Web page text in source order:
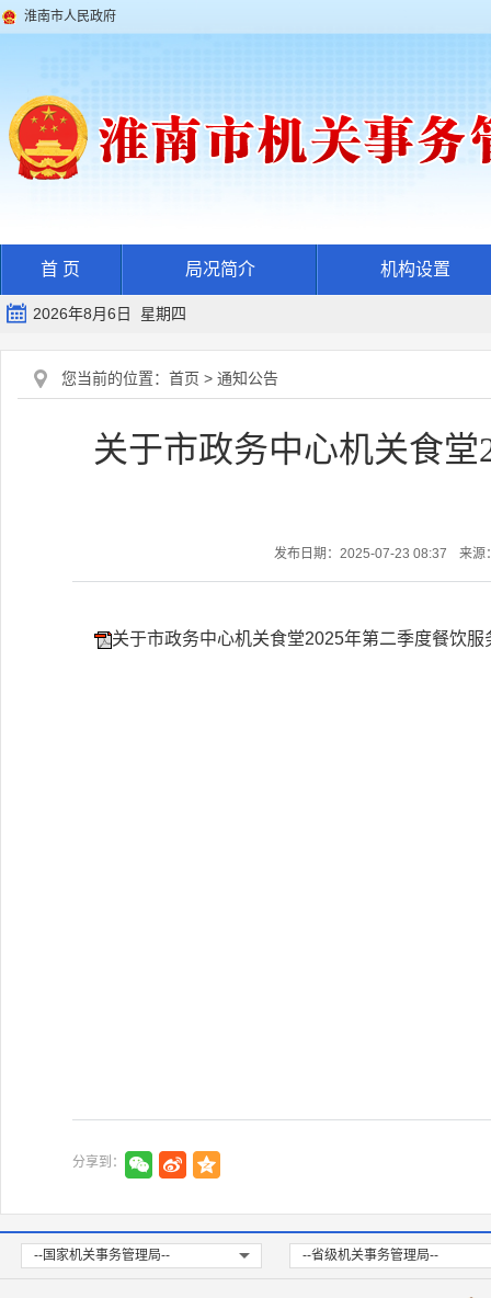
淮南市人民政府
首 页 局况简介 机构设置
2026年8月6日 星期四
您当前的位置： 首页 > 通知公告
关于市政务中心机关食
发布日期：2025-07-23 08:37 来源
关于市政务中心机关食堂2025年第二季度餐饮服
分享到：
--国家机关事务管理局-- --省级机关事务管理局--